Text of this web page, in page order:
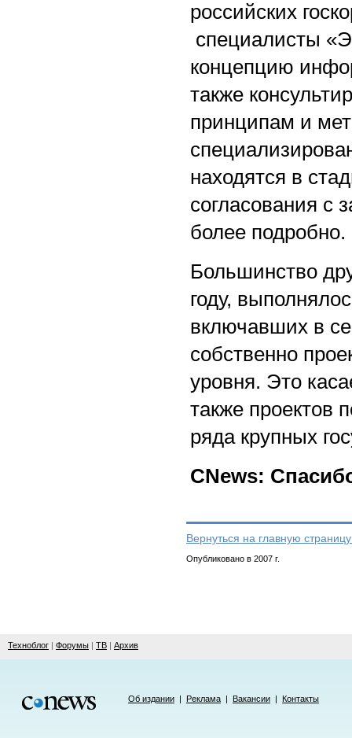
российских
специалисты
концепцию
также
принципам и
находятся в
согласования с
более подробно.
Большинство
году,
включавших в
собственно
уровня. Это
также проектов
ряда крупных
CNews:
Вернуться на главную
Опубликовано в 2007 г.
Техноблог | Форумы | ТВ | Архив
Об издании | Реклама | Вакансии | Контакты